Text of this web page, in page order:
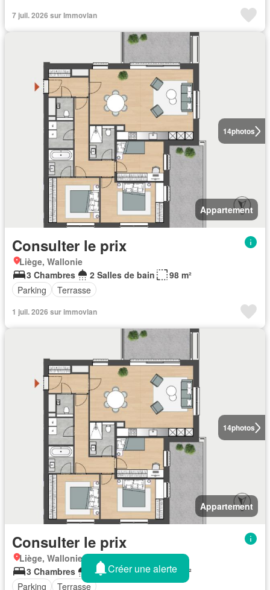
7 juil. 2026 sur Immovlan
14photos
Appartement
Consulter le prix
Liège, Wallonie
3 Chambres
2 Salles de bain
98 m²
Parking
Terrasse
1 juil. 2026 sur immovlan
14photos
Appartement
Consulter le prix
Liège, Wallonie
3 Chambres
2 Salles de bain
98 m²
Parking
Terrasse
Créer une alerte